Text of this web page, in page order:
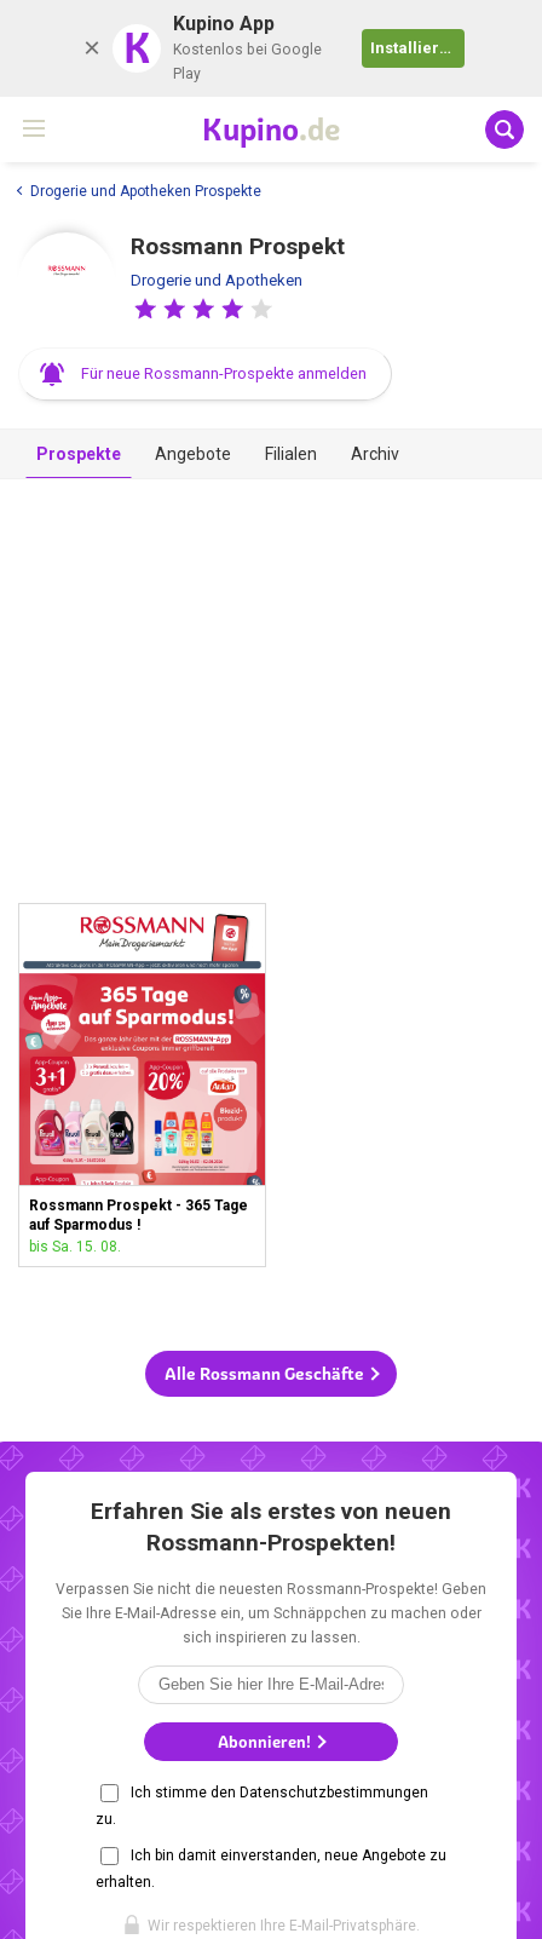
K Kupino App
Kostenlos bei Google
Play
Installieren
Kupino.de
Drogerie und Apotheken Prospekte
Rossmann Prospekt
Drogerie und Apotheken
Für neue Rossmann-Prospekte anmelden
Prospekte Angebote Filialen Archiv
Rossmann Prospekt - 365 Tage
auf Sparmodus !
bis Sa. 15. 08.
Alle Rossmann Geschäfte
Erfahren Sie als erstes von neuen
Rossmann-Prospekten!
Verpassen Sie nicht die neuesten Rossmann-Prospekte! Geben
Sie Ihre E-Mail-Adresse ein, um Schnäppchen zu machen oder
sich inspirieren zu lassen.
Abonnieren!
Ich stimme den Datenschutzbestimmungen
zu.
Ich bin damit einverstanden, neue Angebote zu
erhalten.
Wir respektieren Ihre E-Mail-Privatsphäre.